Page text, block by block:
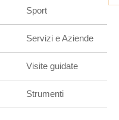
Sport
Servizi e Aziende
Visite guidate
Strumenti